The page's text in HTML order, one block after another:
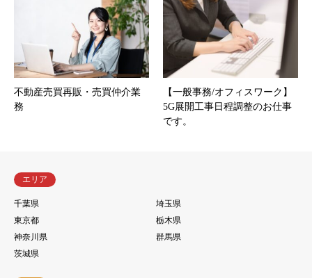
不動産売買再販・売買仲介業
務
【一般事務/オフィスワーク】
5G展開工事日程調整のお仕事
です。
エリア
千葉県
埼玉県
東京都
栃木県
神奈川県
群馬県
茨城県